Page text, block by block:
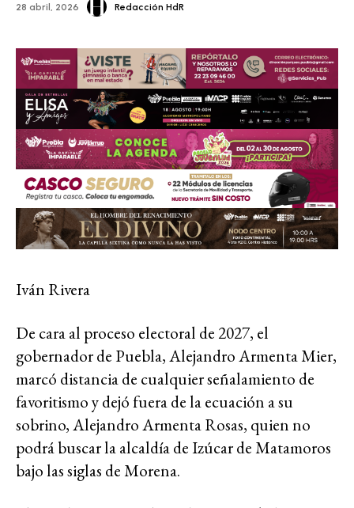
28 abril, 2026 Redacción HdR
Iván Rivera
De cara al proceso electoral de 2027, el
gobernador de Puebla, Alejandro Armenta Mier,
marcó distancia de cualquier señalamiento de
favoritismo y dejó fuera de la ecuación a su
sobrino, Alejandro Armenta Rosas, quien no
podrá buscar la alcaldía de Izúcar de Matamoros
bajo las siglas de Morena.